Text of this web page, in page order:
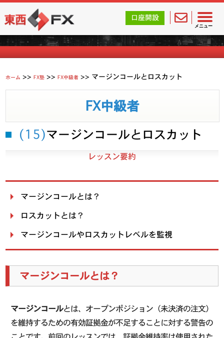
メニュー
東西FX｜海外FX会社（ブローカー）の無料口座開設サポ
口座開設
FXを学ぶ
ホーム >>FX塾 >>FX中級者 >> マージンコールとロスカット
FX中級者
(15)マージンコールとロスカット
レッスン要約
マージンコールとは？
ロスカットとは？
マージンコールやロスカットレベルを監視
マージンコールとは？
マージンコールとは、オープンポジション（未決済の注文）
を維持するための有効証拠金が不足することに対する警告の